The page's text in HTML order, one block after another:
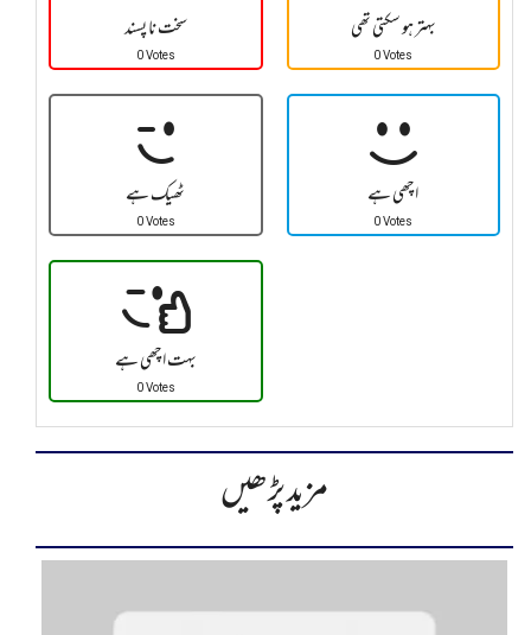
سخت نا پسند
0 Votes
بہتر ہو سکتی تھی
0 Votes
ٹھیک ہے
0 Votes
اچھی ہے
0 Votes
بہت اچھی ہے
0 Votes
مزید پڑھیں